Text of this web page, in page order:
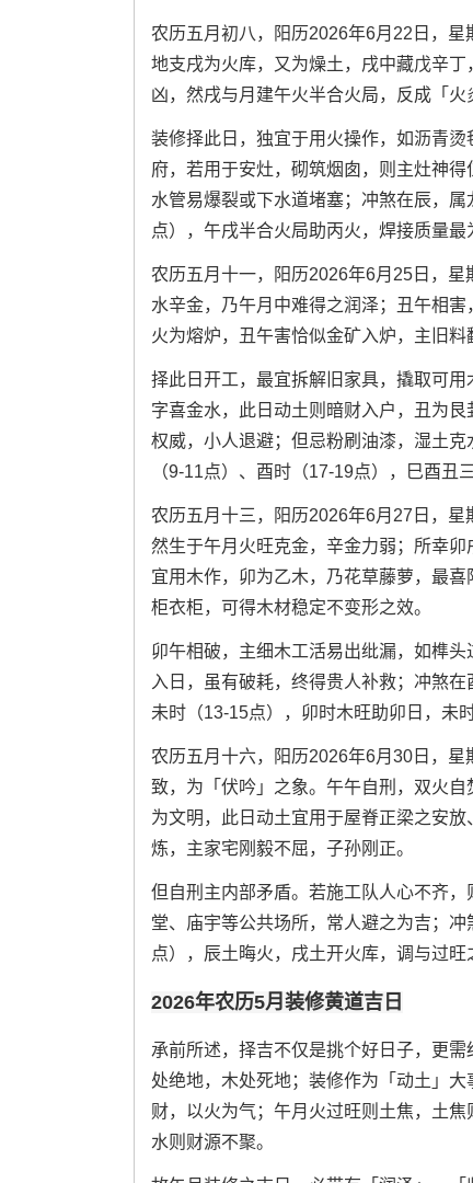
农历五月初八，阳历2026年6月22日，星
地支戌为火库，又为燥土，戌中藏戊辛
凶，然戌与月建午火半合火局，反成「火
装修择此日，独宜于用火操作，如沥青
府，若用于安灶，砌筑烟囱，则主灶神
水管易爆裂或下水道堵塞；冲煞在辰，
点），午戌半合火局助丙火，焊接质量最
农历五月十一，阳历2026年6月25日，
水辛金，乃午月中难得之润泽；丑午相
火为熔炉，丑午害恰似金矿入炉，主旧料
择此日开工，最宜拆解旧家具，撬取可
字喜金水，此日动土则暗财入户，丑为
权威，小人退避；但忌粉刷油漆，湿土
（9-11点）、酉时（17-19点），巳酉丑
农历五月十三，阳历2026年6月27日，星
然生于午月火旺克金，辛金力弱；所幸
宜用木作，卯为乙木，乃花草藤萝，最
柜衣柜，可得木材稳定不变形之效。
卯午相破，主细木工活易出纰漏，如榫
入日，虽有破耗，终得贵人补救；冲煞
未时（13-15点），卯时木旺助卯日，未
农历五月十六，阳历2026年6月30日，
致，为「伏吟」之象。午午自刑，双火
为文明，此日动土宜用于屋脊正梁之安
炼，主家宅刚毅不屈，子孙刚正。
但自刑主内部矛盾。若施工队人心不齐
堂、庙宇等公共场所，常人避之为吉；
点），辰土晦火，戌土开火库，调与过旺
2026年农历5月装修黄道吉日
承前所述，择吉不仅是挑个好日子，更
处绝地，木处死地；装修作为「动土」
财，以火为气；午月火过旺则土焦，土
水则财源不聚。